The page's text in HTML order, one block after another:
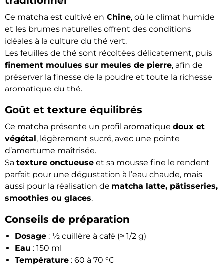
Ce matcha est cultivé en Chine, où le climat humide
et les brumes naturelles offrent des conditions
idéales à la culture du thé vert.
Les feuilles de thé sont récoltées délicatement, puis
finement moulues sur meules de pierre, afin de
préserver la finesse de la poudre et toute la richesse
aromatique du thé.
Goût et texture équilibrés
Ce matcha présente un profil aromatique doux et
végétal, légèrement sucré, avec une pointe
d’amertume maîtrisée.
Sa texture onctueuse et sa mousse fine le rendent
parfait pour une dégustation à l’eau chaude, mais
aussi pour la réalisation de matcha latte, pâtisseries,
smoothies ou glaces.
Conseils de préparation
Dosage : ½ cuillère à café (≈ 1/2 g)
Eau : 150 ml
Température : 60 à 70 °C